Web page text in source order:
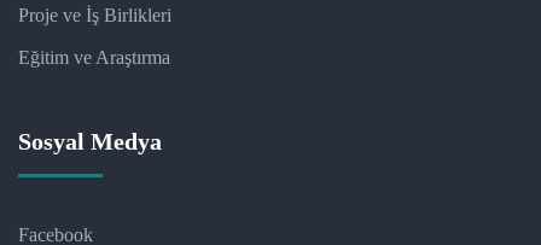
Proje ve İş Birlikleri
Eğitim ve Araştırma
Sosyal Medya
Facebook